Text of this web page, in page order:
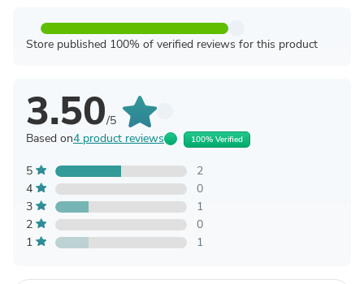
Store published 100% of verified reviews for this product
3.50/5
Based on4 product reviews 100% Verified
5
2
4
0
3
1
2
0
1
1